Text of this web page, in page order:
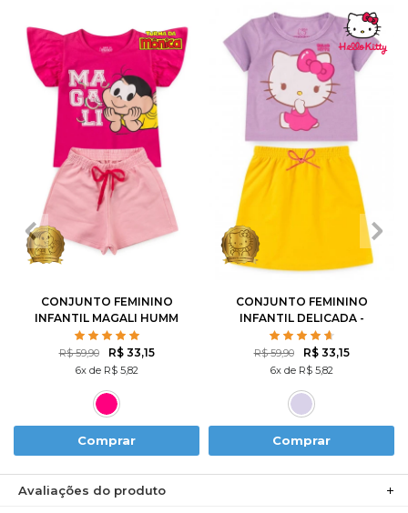
1 6
CONJUNTO FEMININO
INFANTIL MAGALI HUMM
AMO MELANCIA- TURMA
DA MÔNICA
R$ 59,90 R$ 33,15
6x de R$ 5,82
Comprar
1 6
CONJUNTO FEMININO
INFANTIL DELICADA -
HELLO KITTY
R$ 59,90 R$ 33,15
6x de R$ 5,82
Comprar
Avaliações do produto